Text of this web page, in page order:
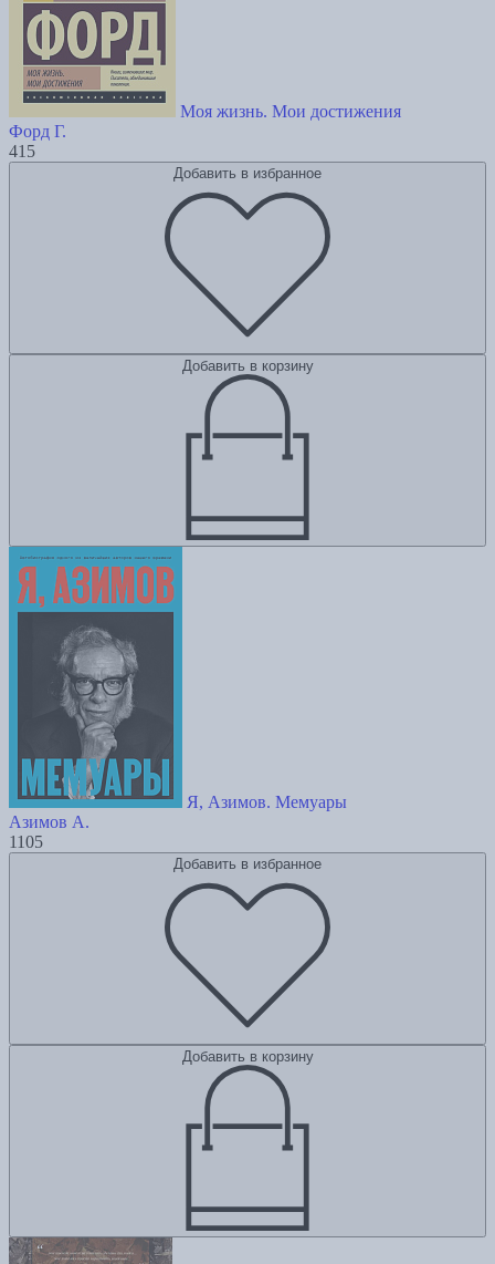
Моя жизнь. Мои достижения
Форд Г.
415
Добавить в избранное
Добавить в корзину
Я, Азимов. Мемуары
Азимов А.
1105
Добавить в избранное
Добавить в корзину